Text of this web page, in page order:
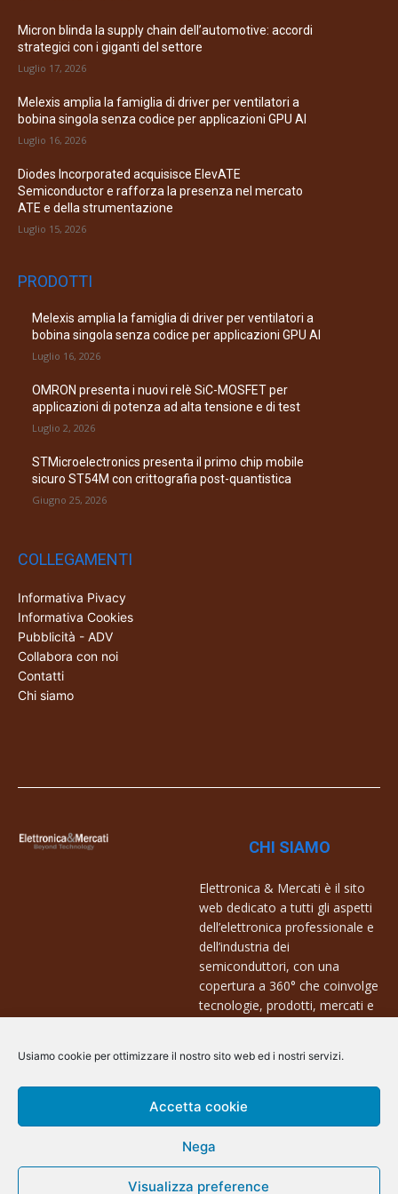
Usiamo cookie per ottimizzare il nostro sito web ed i nostri servizi.
Accetta cookie
Nega
Visualizza preference
Micron blinda la supply chain dell’automotive: accordi
strategici con i giganti del settore
Luglio 17, 2026
Melexis amplia la famiglia di driver per ventilatori a
bobina singola senza codice per applicazioni GPU AI
Luglio 16, 2026
Diodes Incorporated acquisisce ElevATE
Semiconductor e rafforza la presenza nel mercato
ATE e della strumentazione
Luglio 15, 2026
PRODOTTI
Melexis amplia la famiglia di driver per ventilatori a
bobina singola senza codice per applicazioni GPU AI
Luglio 16, 2026
OMRON presenta i nuovi relè SiC-MOSFET per
applicazioni di potenza ad alta tensione e di test
Luglio 2, 2026
STMicroelectronics presenta il primo chip mobile
sicuro ST54M con crittografia post-quantistica
Giugno 25, 2026
COLLEGAMENTI
Informativa Pivacy
Informativa Cookies
Pubblicità - ADV
Collabora con noi
Contatti
Chi siamo
CHI SIAMO
Elettronica & Mercati è il sito
web dedicato a tutti gli aspetti
dell’elettronica professionale e
dell’industria dei
semiconduttori, con una
copertura a 360° che coinvolge
tecnologie, prodotti, mercati e
Contatti:
info@arscommunication.it
@ArsCommunication 2023